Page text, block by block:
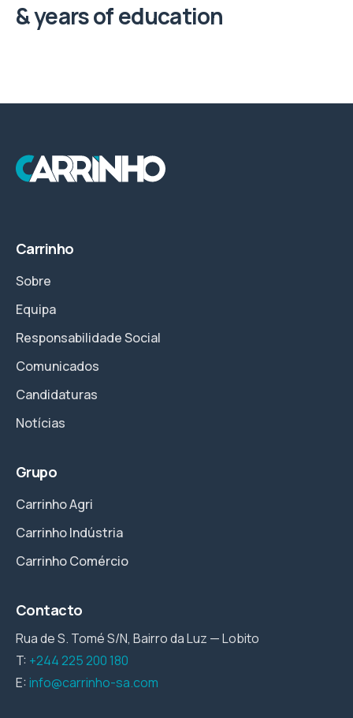
& years of education
Carrinho
Sobre
Equipa
Responsabilidade Social
Comunicados
Candidaturas
Notícias
Grupo
Carrinho Agri
Carrinho Indústria
Carrinho Comércio
Contacto
Rua de S. Tomé S/N, Bairro da Luz — Lobito
T: +244 225 200 180
E:info@carrinho-sa.com